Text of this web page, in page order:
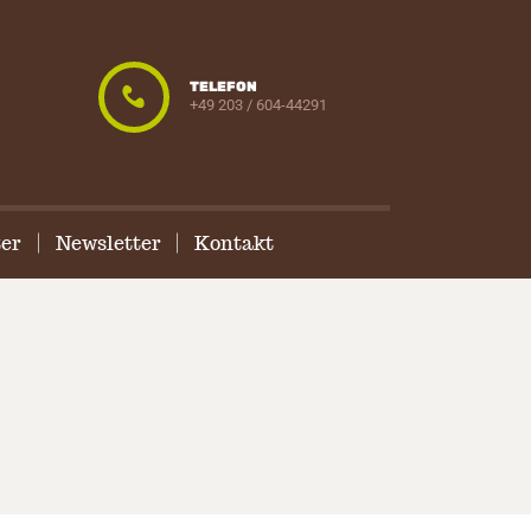
TELEFON
+49 203 / 604-44291
Newsletter Kontakt